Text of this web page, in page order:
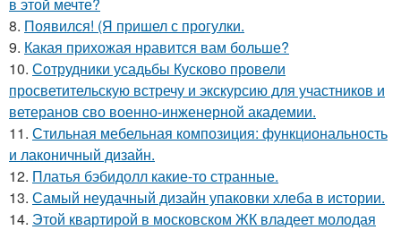
8. Появился! (Я пришел с прогулки.
9. Какая прихожая нравится вам больше?
10. Сотрудники усадьбы Кусково провели
просветительскую встречу и экскурсию для участников и
ветеранов сво военно-инженерной академии.
11. Стильная мебельная композиция: функциональность
и лаконичный дизайн.
12. Платья бэбидолл какие-то странные.
13. Самый неудачный дизайн упаковки хлеба в истории.
14. Этой квартирой в московском ЖК владеет молодая